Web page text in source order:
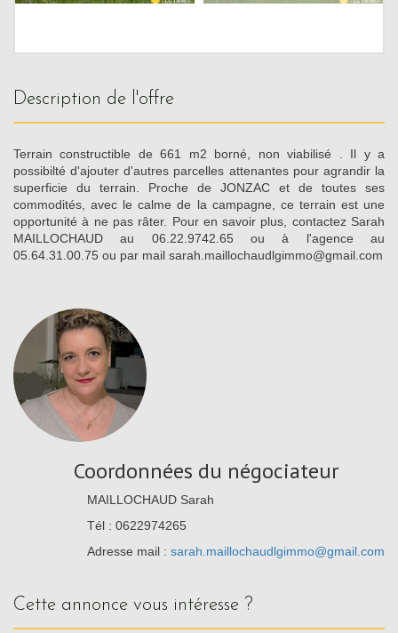
description de l'offre
Terrain constructible de 661 m2 borné, non viabilisé . Il y a
possibilté d'ajouter d'autres parcelles attenantes pour agrandir la
superficie du terrain. Proche de JONZAC et de toutes ses
commodités, avec le calme de la campagne, ce terrain est une
opportunité à ne pas râter. Pour en savoir plus, contactez Sarah
MAILLOCHAUD au 06.22.9742.65 ou à l'agence au
05.64.31.00.75 ou par mail sarah.maillochaudlgimmo@gmail.com
Coordonnées du négociateur
MAILLOCHAUD Sarah
Tél : 0622974265
Adresse mail : sarah.maillochaudlgimmo@gmail.com
cette annonce vous intéresse ?